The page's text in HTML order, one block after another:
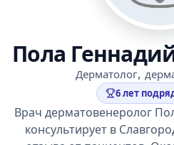
Пола
Дерматолог,
6 лет
Врач дерматовенеролог
консультирует в